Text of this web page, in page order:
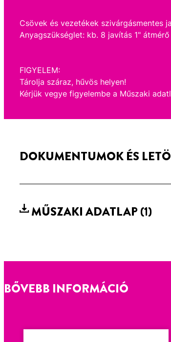
Csövek és vezetékek szivárgásmentes
Anyagszükséglet: kb. 8 javítás 1"
FIGYELEM:
Tárolja száraz, hűvös helyen!
Kérjük vegye figyelembe a Műszaki
DOKUMENTUMOK ÉS
MŰSZAKI ADATLAP (1)
BŐVEBB INFORMÁCIÓ